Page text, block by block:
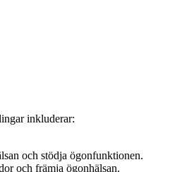
inkluderar:
och stödja ögonfunktionen.
och främja ögonhälsan.